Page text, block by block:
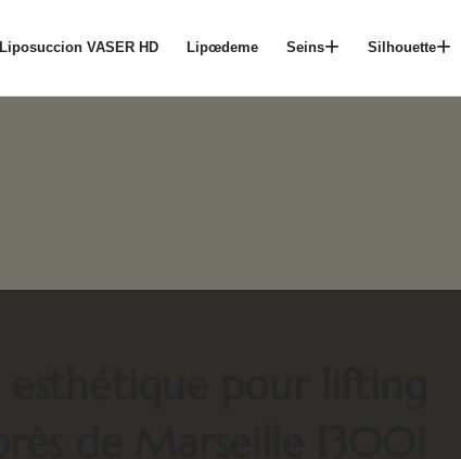
Liposuccion VASER HD Lipœdeme Seins Silhouette